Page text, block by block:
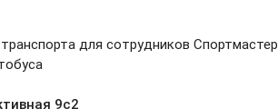
для сотрудников Спортмастер.
9с2